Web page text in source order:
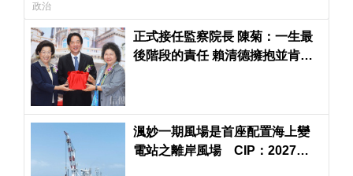
政治
正式接任監察院長 陳菊：一生最
後階段的責任 賴清德擁抱並肯定
渢妙一期風場是首座配置海上變
電站之離岸風場 CIP：2027年